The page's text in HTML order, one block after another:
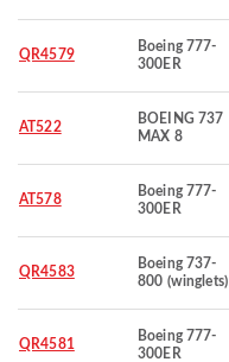
QR4579
Boeing 777-
300ER
AT522
BOEING 737
MAX 8
AT578
Boeing 777-
300ER
QR4583
Boeing 737-
800 (winglets)
QR4581
Boeing 777-
300ER